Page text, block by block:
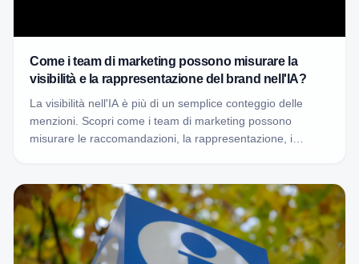
Come i team di marketing possono misurare la
visibilità e la rappresentazione del brand nell'IA?
La visibilità nell'IA è più di un semplice conteggio delle
menzioni. Scopri come i team di marketing possono
misurare le raccomandazioni, la rappresentazione, i